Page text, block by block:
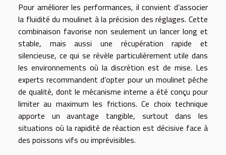
Pour améliorer les performances, il convient d’associer
la fluidité du moulinet à la précision des réglages. Cette
combinaison favorise non seulement un lancer long et
stable, mais aussi une récupération rapide et
silencieuse, ce qui se révèle particulièrement utile dans
les environnements où la discrétion est de mise. Les
experts recommandent d’opter pour un moulinet pêche
de qualité, dont le mécanisme interne a été conçu pour
limiter au maximum les frictions. Ce choix technique
apporte un avantage tangible, surtout dans les
situations où la rapidité de réaction est décisive face à
des poissons vifs ou imprévisibles.